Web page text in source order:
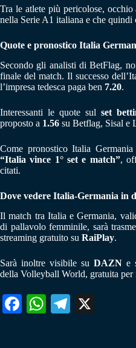
Tra le atlete più pericolose,
nella Serie A1 italiana e che quindi
Quote e pronostico Italia
Secondo gli analisti di BetFlag,
finale del match. Il successo
l’impresa tedesca paga ben 7.20.
Interessanti le quote sulset
proposto a 1.56 su Betflag, Sisal e
Come pronostico Italia
“Italia vince 1° set e match”,
citati.
Dove vedere Italia-Germania in
Il match tra Italia e Germania,
di pallavolo femminile, sarà
streaming gratuito su RaiPlay.
Sarà inoltre visibile su DAZN e
della Volleyball World, gratuita per
Fa W
Te